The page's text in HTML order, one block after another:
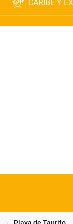
CARIBE Y